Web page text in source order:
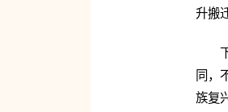
升搬
同，
族复